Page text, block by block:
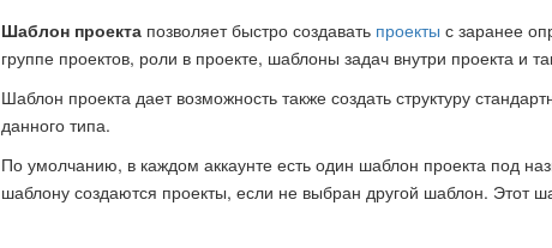
Шаблон проекта позволяет быстро создавать проекты с заранее
группе проектов, роли в проекте, шаблоны задач внутри проекта и
Шаблон проекта дает возможность также создать структуру
данного типа.
По умолчанию, в каждом аккаунте есть один шаблон проекта под
шаблону создаются проекты, если не выбран другой шаблон. Этот